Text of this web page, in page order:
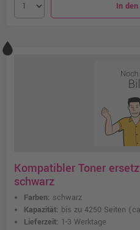
In
Kompatibler Toner
schwarz
Farben: schwarz
Kapazität: bis zu 4250 Seiten
Lieferzeit: 1-3 Werktage